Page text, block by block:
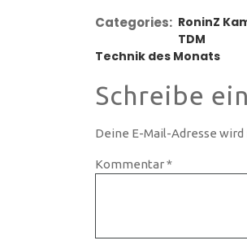
Categories: RoninZ
TDM
Technik des Monats
Schreibe
Deine E-Mail-Adresse
Kommentar*